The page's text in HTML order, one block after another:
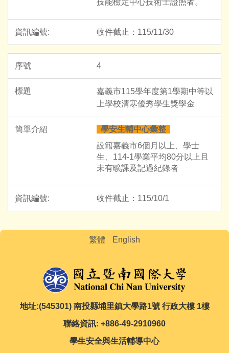
技能檢定中心技術士證照者。
收件截止：115/11/30
4
嘉義市115學年度第1學期中等以
上學校清寒優秀學生獎學金
學安生輔中心彙整
設籍嘉義市6個月以上、學士
生、114-1學業平均80分以上且
未有曠課及記過紀錄者
收件截止：115/10/1
繁體 English
地址:(545301) 南投縣埔里鎮大學路1號 行政大樓 1樓
聯絡資訊: +886-49-2910960
學生安全與生活輔導中心